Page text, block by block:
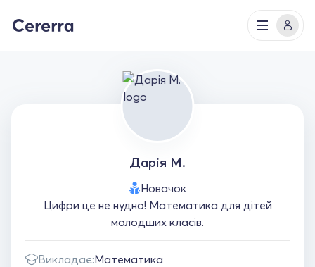
Дарія М.
Новачок
Цифри це не нудно! Математика для дітей
молодших класів.
Викладає:Математика